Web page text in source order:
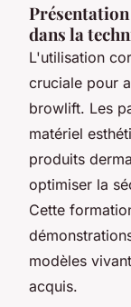
dans la
L'utilisation
cruciale pour
browlift. Les
matériel
produits
optimiser la
Cette
modèles
acquis.